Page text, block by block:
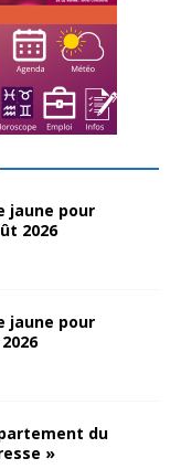
jaune pour
2026
jaune pour
du
»